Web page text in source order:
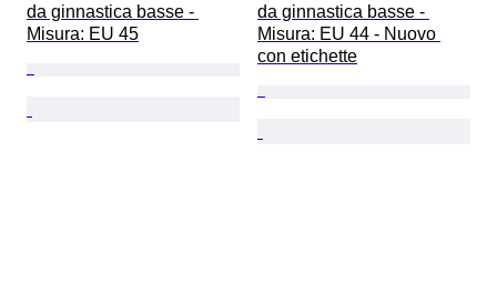
da ginnastica basse -
Misura: EU 45
da ginnastica basse -
Misura: EU 44 - Nuovo
con etichette